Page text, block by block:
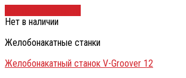
Нет в наличии
Желобонакатные станки
Желобонакатный станок V-Groover 12